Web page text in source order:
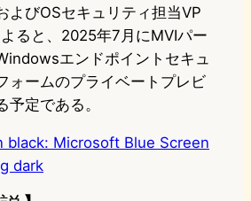
よびOSセキュリティ担当VP
ると、2025年7月にMVIパー
エンドポイントセキュ
ォームのプライベートプレビ
予定である。
black: Microsoft Blue Screen
dark